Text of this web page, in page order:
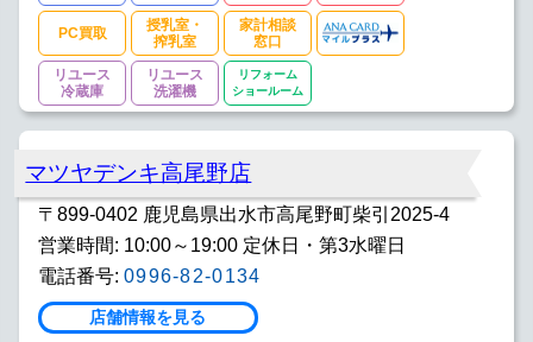
PC買取
授乳室・
搾乳室
家計相談
窓口
リユース
冷蔵庫
リユース
洗濯機
リフォーム
ショールーム
マツヤデンキ高尾野店
〒899-0402 鹿児島県出水市高尾野町柴引2025-4
営業時間: 10:00～19:00 定休日・第3水曜日
電話番号: 0996-82-0134
店舗情報を見る